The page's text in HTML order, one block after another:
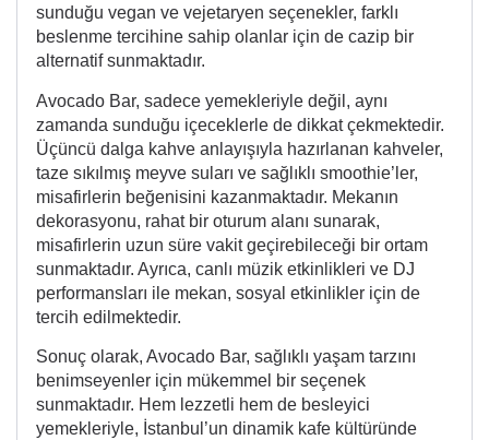
sunduğu vegan ve vejetaryen seçenekler, farklı
beslenme tercihine sahip olanlar için de cazip bir
alternatif sunmaktadır.
Avocado Bar, sadece yemekleriyle değil, aynı
zamanda sunduğu içeceklerle de dikkat çekmektedir.
Üçüncü dalga kahve anlayışıyla hazırlanan kahveler,
taze sıkılmış meyve suları ve sağlıklı smoothie’ler,
misafirlerin beğenisini kazanmaktadır. Mekanın
dekorasyonu, rahat bir oturum alanı sunarak,
misafirlerin uzun süre vakit geçirebileceği bir ortam
sunmaktadır. Ayrıca, canlı müzik etkinlikleri ve DJ
performansları ile mekan, sosyal etkinlikler için de
tercih edilmektedir.
Sonuç olarak, Avocado Bar, sağlıklı yaşam tarzını
benimseyenler için mükemmel bir seçenek
sunmaktadır. Hem lezzetli hem de besleyici
yemekleriyle, İstanbul’un dinamik kafe kültüründe